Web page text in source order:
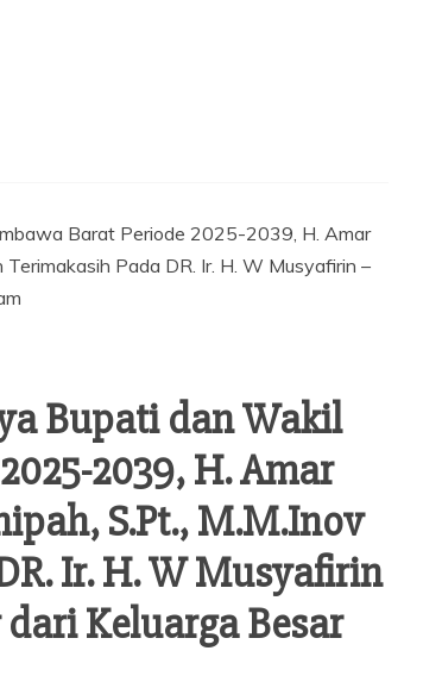
Bupati dan Wakil
2039, H. Amar
S.Pt., M.M.Inov
Ir. H. W Musyafirin
Keluarga Besar